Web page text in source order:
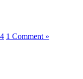
1 Comment »